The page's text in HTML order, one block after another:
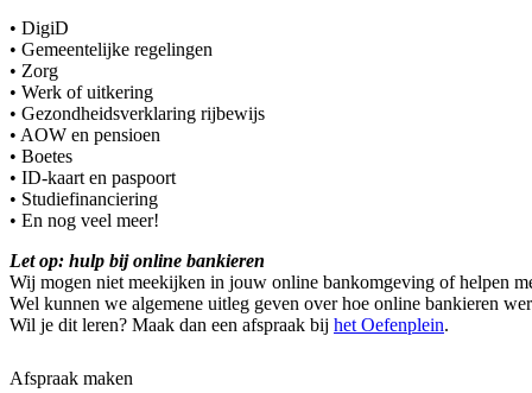
• DigiD
• Gemeentelijke regelingen
• Zorg
• Werk of uitkering
• Gezondheidsverklaring rijbewijs
• AOW en pensioen
• Boetes
• ID-kaart en paspoort
• Studiefinanciering
• En nog veel meer!
Let op: hulp bij online bankieren
Wij mogen niet meekijken in jouw online bankomgeving of helpen
Wel kunnen we algemene uitleg geven over hoe online bankieren
Wil je dit leren? Maak dan een afspraak bij het Oefenplein.
Afspraak maken